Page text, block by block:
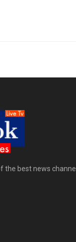
the best news channel